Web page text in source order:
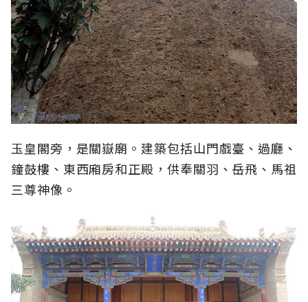
玉皇閣旁，是關嶽廟。建築包括山門戲臺、過廳、
鐘鼓樓、東西廂房和正殿，供奉關羽、岳飛、馬祖
三尊神像。